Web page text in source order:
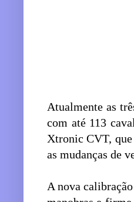
Atualmente as
com até 113
Xtronic CVT, que
as mudanças de
A nova